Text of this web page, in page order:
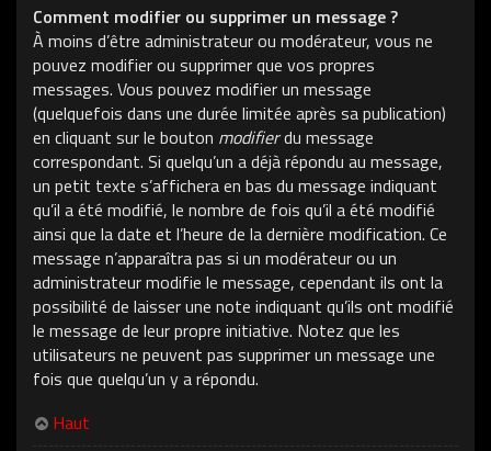
Comment modifier ou supprimer un message ?
À moins d’être administrateur ou modérateur, vous ne
pouvez modifier ou supprimer que vos propres
messages. Vous pouvez modifier un message
(quelquefois dans une durée limitée après sa publication)
en cliquant sur le bouton modifierdu message
correspondant. Si quelqu’un a déjà répondu au message,
un petit texte s’affichera en bas du message indiquant
qu’il a été modifié, le nombre de fois qu’il a été modifié
ainsi que la date et l’heure de la dernière modification. Ce
message n’apparaîtra pas si un modérateur ou un
administrateur modifie le message, cependant ils ont la
possibilité de laisser une note indiquant qu’ils ont modifié
le message de leur propre initiative. Notez que les
utilisateurs ne peuvent pas supprimer un message une
fois que quelqu’un y a répondu.
Haut